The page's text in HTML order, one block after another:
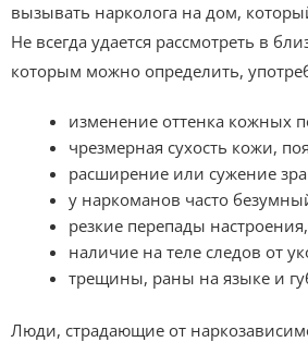
вызывать нарколога на дом,
Не всегда удается рассмотреть в
которым можно определить,
изменение оттенка кожных
чрезмерная сухость кожи,
расширение или сужение
у наркоманов часто
резкие перепады
наличие на теле следов от
трещины, раны на языке и
Люди, страдающие от